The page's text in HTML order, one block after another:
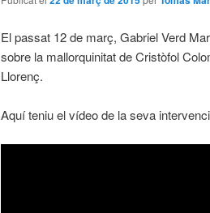
El passat 12 de març, Gabriel Verd
sobre la mallorquinitat de Cristòfol
Llorenç.
Aquí teniu el vídeo de la seva